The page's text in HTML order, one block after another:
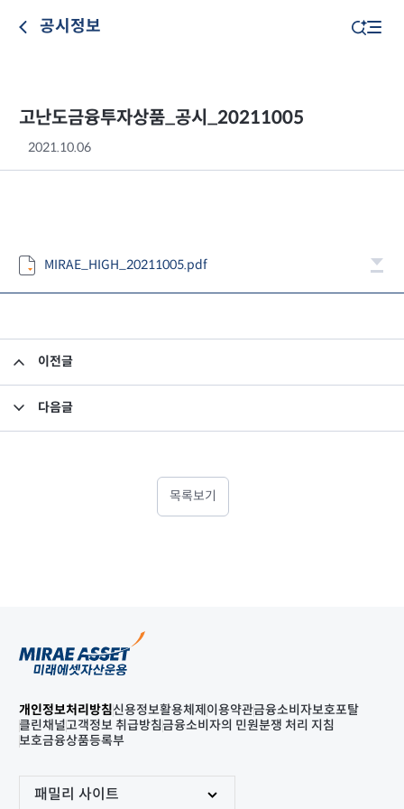
공시정보
고난도금융투자상품_공시_20211005
2021.10.06
MIRAE_HIGH_20211005.pdf
이전글
다음글
목록보기
개인정보처리방침신용정보활용체제 이용약관금융소비자보호포탈
클린채널고객정보 취급방침금융소비자의 민원분쟁 처리 지침
보호금융상품등록부
패밀리 사이트